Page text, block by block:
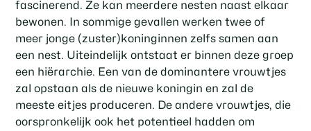
fascinerend. Ze kan meerdere nesten naast elkaar
bewonen. In sommige gevallen werken twee of
meer jonge (zuster)koninginnen zelfs samen aan
een nest. Uiteindelijk ontstaat er binnen deze groep
een hiërarchie. Een van de dominantere vrouwtjes
zal opstaan als de nieuwe koningin en zal de
meeste eitjes produceren. De andere vrouwtjes, die
oorspronkelijk ook het potentieel hadden om